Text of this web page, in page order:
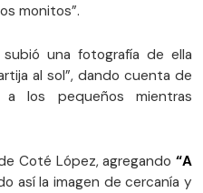
monitos”.
una fotografía de ella
al sol”, dando cuenta de
a los pequeños mientras
Coté López, agregando “A
así la imagen de cercanía y